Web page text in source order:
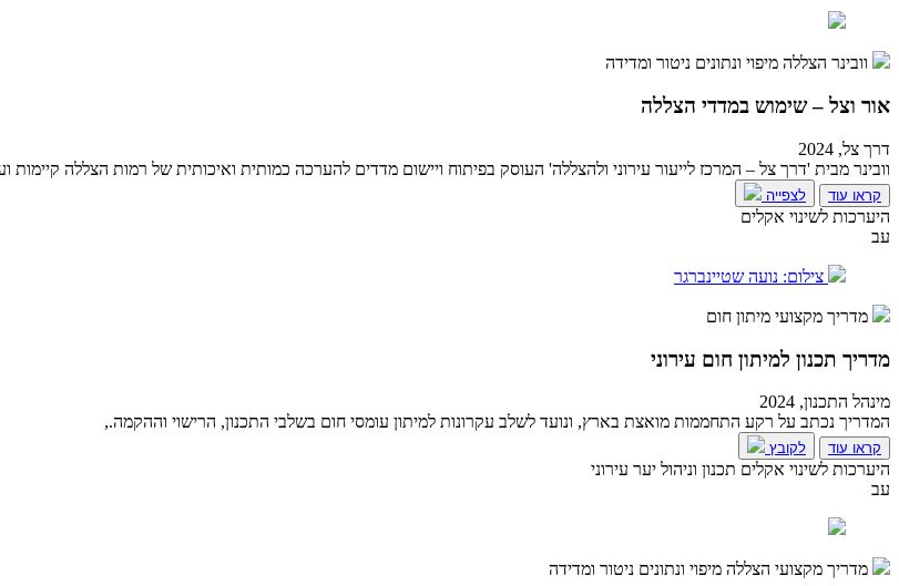
וובינר הצללה מיפוי ונתונים ניטור ומדידה
אור וצל – שימוש במדדי הצללה
דרך צל, 2024
וובינר מבית 'דרך צל – המרכז לייעור עירוני ולהצללה' העוסק בפיתוח ויישום מדדים להערכה כמותית ואיכותית של רמות הצללה קיימות
קראו עוד לצפייה
היערכות לשינוי אקלים
עב
צילום: נועה שטיינברגר
מדריך מקצועי מיתון חום
מדריך תכנון למיתון חום עירוני
מינהל התכנון, 2024
המדריך נכתב על רקע התחממות מואצת בארץ, ונועד לשלב עקרונות למיתון עומסי חום בשלבי התכנון, הרישוי וההקמה.,
קראו עוד לקובץ
היערכות לשינוי אקלים תכנון וניהול יער עירוני
עב
מדריך מקצועי הצללה מיפוי ונתונים ניטור ומדידה